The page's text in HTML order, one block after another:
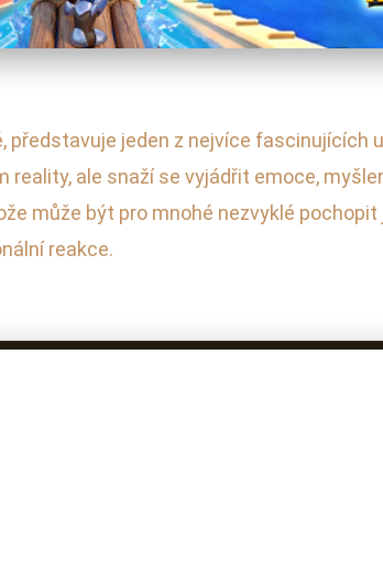
představuje jeden z nejvíce fascinujících
ale snaží se vyjádřit emoce,
může být pro mnohé nezvyklé
reakce.